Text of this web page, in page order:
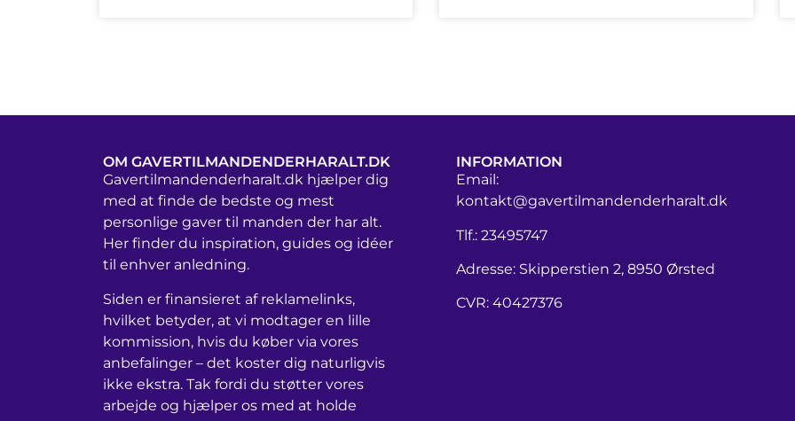
OM GAVERTILMANDENDERHARALT.DK
Gavertilmandenderharalt.dk hjælper dig
med at finde de bedste og mest
personlige gaver til manden der har alt.
Her finder du inspiration, guides og idéer
til enhver anledning.
Siden er finansieret af reklamelinks,
hvilket betyder, at vi modtager en lille
kommission, hvis du køber via vores
anbefalinger – det koster dig naturligvis
ikke ekstra. Tak fordi du støtter vores
arbejde og hjælper os med at holde
INFORMATION
Email:
kontakt@gavertilmandenderharalt.dk
Tlf.: 23495747
Adresse: Skipperstien 2, 8950 Ørsted
CVR: 40427376